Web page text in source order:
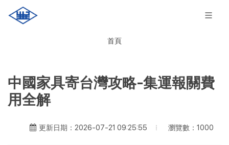
首頁
中國家具寄台灣攻略-集運報關費
用全解
更新日期：2026-07-21 09:25:55 瀏覽數：1000